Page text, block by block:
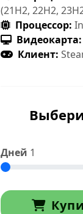
(21H2, 22H2,
Процессор:
Видеокарта:
Клиент:
Дней 1